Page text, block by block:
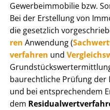
Ge­wer­be­im­mo­bi­lie bzw.
Bei der Erstellung von
die gesetzlich
ren Anwendung (
ver­fah­ren und
baurechtliche Prüfung
und bei entsprechendem
dem